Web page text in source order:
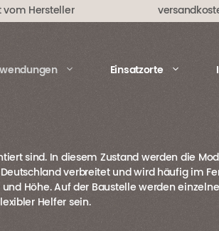
vom Hersteller
Einsatzorte
sind. In diesem Zustand werden die
verbreitet und wird häufig im
Höhe. Auf der Baustelle werden
Helfer sein.